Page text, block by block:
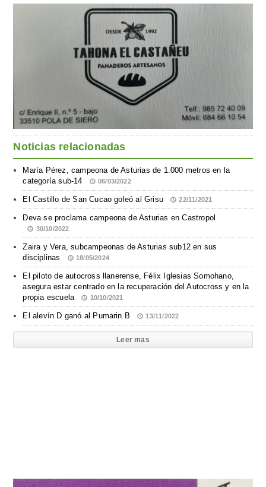
Noticias relacionadas
María Pérez, campeona de Asturias de 1.000 metros en la
categoría sub-14
06/03/2022
El Castillo de San Cucao goleó al Grisu 22/11/2021
Deva se proclama campeona de Asturias en Castropol
30/10/2022
Zaira y Vera, subcampeonas de Asturias sub12 en sus
disciplinas
18/05/2024
El piloto de autocross llanerense, Félix Iglesias Somohano,
asegura estar centrado en la recuperación del Autocross y en la
propia escuela
10/10/2021
El alevín D ganó al Pumarin B 13/11/2022
Leer mas